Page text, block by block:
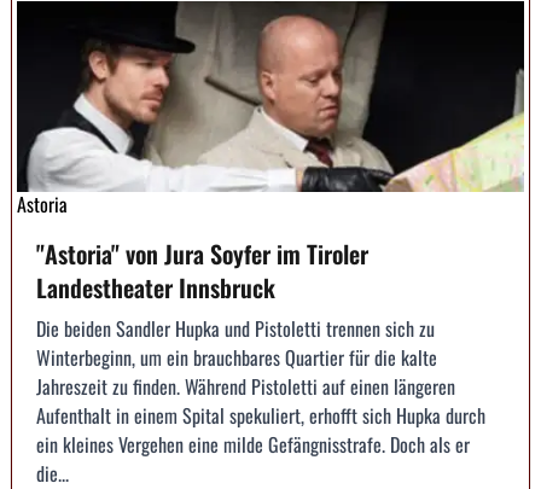
Astoria
"Astoria" von Jura Soyfer im Tiroler
Landestheater Innsbruck
Die beiden Sandler Hupka und Pistoletti trennen sich zu
Winterbeginn, um ein brauchbares Quartier für die kalte
Jahreszeit zu finden. Während Pistoletti auf einen längeren
Aufenthalt in einem Spital spekuliert, erhofft sich Hupka durch
ein kleines Vergehen eine milde Gefängnisstrafe. Doch als er
die...